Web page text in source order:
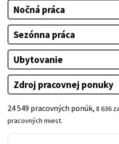
Nočná práca
Sezónna práca
Ubytovanie
Zdroj pracovnej ponuky
24 549 pracovných ponúk, 8 636
pracovných miest.